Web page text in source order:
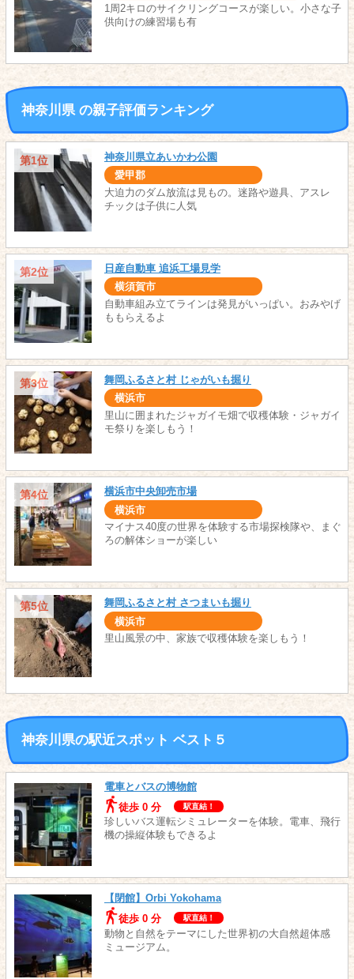
1周2キロのサイクリングコースが楽しい。小さな子
供向けの練習場も有
神奈川県 の親子評価ランキング
第1位 神奈川県立あいかわ公園
愛甲郡
大迫力のダム放流は見もの。迷路や遊具、アスレ
チックは子供に人気
第2位 日産自動車 追浜工場見学
横須賀市
自動車組み立てラインは発見がいっぱい。おみやげ
ももらえるよ
第3位 舞岡ふるさと村 じゃがいも掘り
横浜市
里山に囲まれたジャガイモ畑で収穫体験・ジャガイ
モ祭りを楽しもう！
第4位 横浜市中央卸売市場
横浜市
マイナス40度の世界を体験する市場探検隊や、まぐ
ろの解体ショーが楽しい
第5位 舞岡ふるさと村 さつまいも掘り
横浜市
里山風景の中、家族で収穫体験を楽しもう！
神奈川県の駅近スポット ベスト５
電車とバスの博物館
徒歩 0 分
駅直結！
珍しいバス運転シミュレーターを体験。電車、飛行
機の操縦体験もできるよ
【閉館】Orbi Yokohama
徒歩 0 分
駅直結！
動物と自然をテーマにした世界初の大自然超体感
ミュージアム。